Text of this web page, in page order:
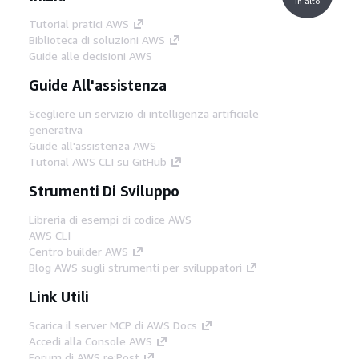
Tutorial pratici AWS
Biblioteca di soluzioni AWS
Guide alle decisioni AWS
Guide All'assistenza
Scegliere un servizio di intelligenza artificiale
generativa
Guide all'assistenza AWS
Tutorial AWS CLI su GitHub
Strumenti Di Sviluppo
Libreria di esempi di codice AWS
AWS CLI
Centro builder AWS
Blog AWS sugli strumenti per sviluppatori
Link Utili
Scarica il server MCP di AWS Docs
Accedi alla Console AWS